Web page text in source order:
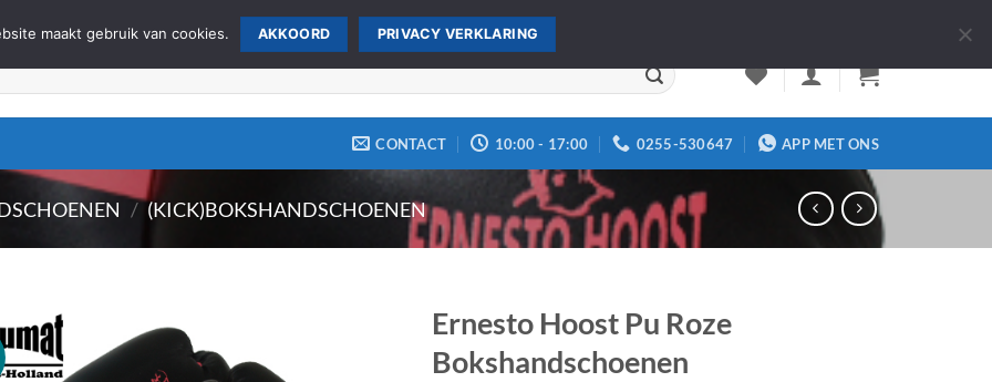
CONTACT 10:00 - 17:00 0255-530647 APP MET ONS
/ (KICK)BOKSHANDSCHOENEN
Ernesto Hoost Pu Roze
Bokshandschoenen
maakt gebruik van cookies. AKKOORD PRIVACY VERKLARING